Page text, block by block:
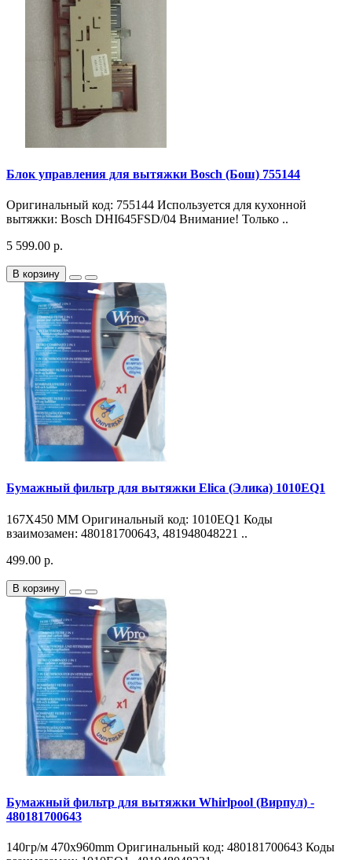
Блок управления для вытяжки Bosch (Бош) 755144
Оригинальный код: 755144 Используется для кухонной
вытяжки: Bosch DHI645FSD/04 Внимание! Только ..
5 599.00 р.
В корзину
Бумажный фильтр для вытяжки Elica (Элика) 1010EQ1
167X450 МM Оригинальный код: 1010EQ1 Коды
взаимозамен: 480181700643, 481948048221 ..
499.00 р.
В корзину
Бумажный фильтр для вытяжки Whirlpool (Вирпул) -
480181700643
140гр/м 470х960mm Оригинальный код: 480181700643 Коды